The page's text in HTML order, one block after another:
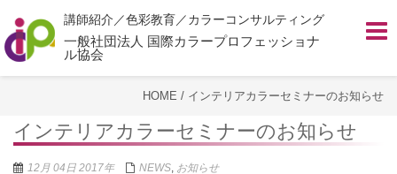
講師紹介／色彩教育／カラーコンサルティング
一般社団法人 国際カラープロフェッショナ
ル協会
HOME / インテリアカラーセミナーのお知らせ
インテリアカラーセミナーのお知らせ
12月 04日 2017年 NEWS, お知らせ